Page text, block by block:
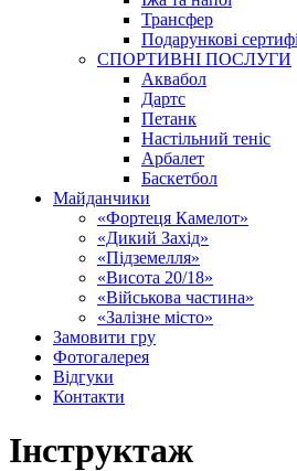
Трансфер
Подарункові
СПОРТИВНІ ПОСЛУГИ
Аквабол
Дартс
Петанк
Настільний теніс
Арбалет
Баскетбол
Майданчики
«Фортеця Камелот»
«Дикий Захід»
«Підземелля»
«Висота 20/18»
«Військова частина»
«Залізне місто»
Замовити гру
Фотогалерея
Відгуки
Контакти
Інструктаж